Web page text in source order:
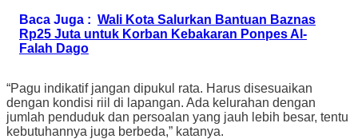
Baca Juga : Wali Kota Salurkan Bantuan Baznas
Rp25 Juta untuk Korban Kebakaran Ponpes Al-
Falah Dago
“Pagu indikatif jangan dipukul rata. Harus disesuaikan
dengan kondisi riil di lapangan. Ada kelurahan dengan
jumlah penduduk dan persoalan yang jauh lebih besar, tentu
kebutuhannya juga berbeda,” katanya.